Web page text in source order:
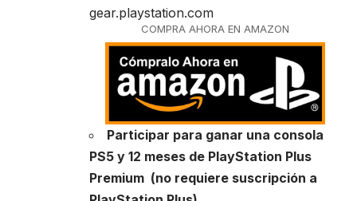
gear.playstation.com
COMPRA AHORA EN AMAZON
Participar para ganar una consola
PS5 y 12 meses de PlayStation Plus
Premium (no requiere suscripción a